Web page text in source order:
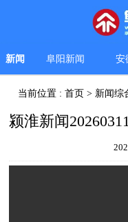
新闻 阜阳新闻 安
当前位置 :首页 > 新闻综
颍淮新闻